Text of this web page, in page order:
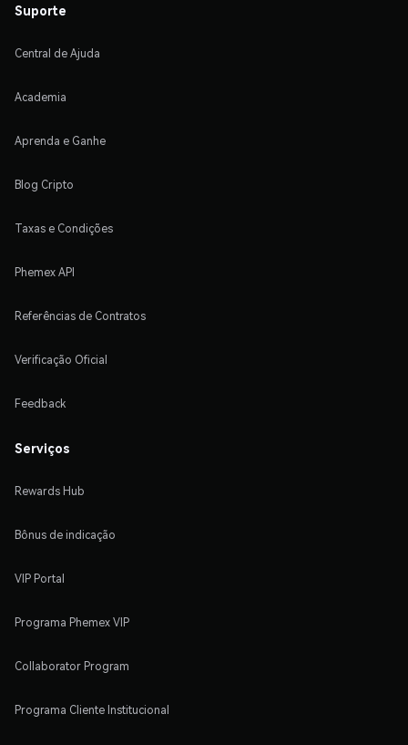
Suporte
Central de Ajuda
Academia
Aprenda e Ganhe
Blog Cripto
Taxas e Condições
Phemex API
Referências de Contratos
Verificação Oficial
Feedback
Serviços
Rewards Hub
Bônus de indicação
VIP Portal
Programa Phemex VIP
Collaborator Program
Programa Cliente Institucional